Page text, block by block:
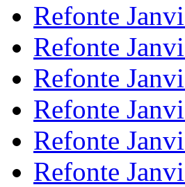
Refonte
Refonte
Refonte
Refonte
Refonte
Refonte